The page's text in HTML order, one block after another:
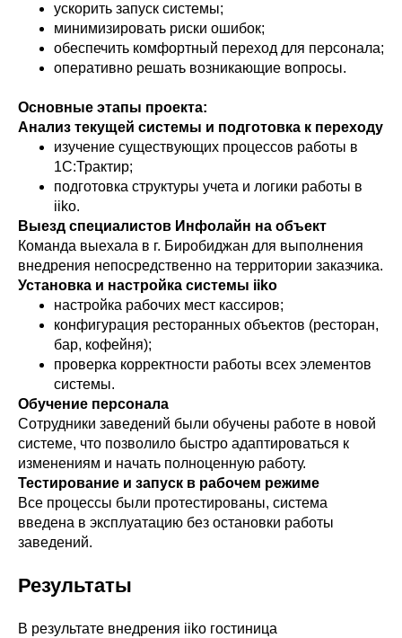
ускорить запуск системы;
минимизировать риски ошибок;
обеспечить комфортный переход для персонала;
оперативно решать возникающие вопросы.
Основные этапы проекта:
Анализ текущей системы и подготовка к переходу
изучение существующих процессов работы в
1С:Трактир;
подготовка структуры учета и логики работы в
iiko.
Выезд специалистов Инфолайн на объект
Команда выехала в г. Биробиджан для выполнения
внедрения непосредственно на территории заказчика.
Установка и настройка системы iiko
настройка рабочих мест кассиров;
конфигурация ресторанных объектов (ресторан,
бар, кофейня);
проверка корректности работы всех элементов
системы.
Обучение персонала
Сотрудники заведений были обучены работе в новой
системе, что позволило быстро адаптироваться к
изменениям и начать полноценную работу.
Тестирование и запуск в рабочем режиме
Все процессы были протестированы, система
введена в эксплуатацию без остановки работы
заведений.
Результаты
В результате внедрения iiko гостиница